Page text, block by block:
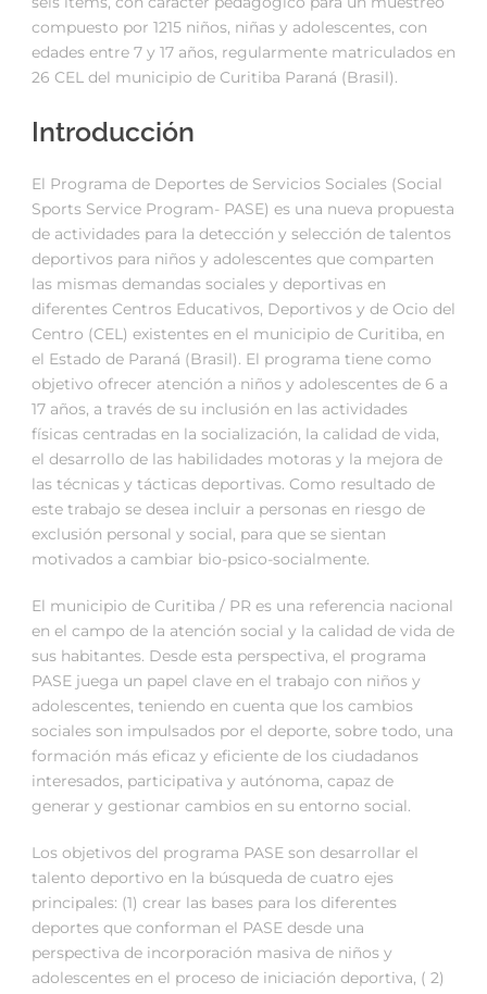
compuesto por 1215 niños, niñas y adolescentes, con
edades entre 7 y 17 años, regularmente matriculados en
26 CEL del municipio de Curitiba Paraná (Brasil).
Introducción
El Programa de Deportes de Servicios Sociales (Social
Sports Service Program- PASE) es una nueva propuesta
de actividades para la detección y selección de talentos
deportivos para niños y adolescentes que comparten
las mismas demandas sociales y deportivas en
diferentes Centros Educativos, Deportivos y de Ocio del
Centro (CEL) existentes en el municipio de Curitiba, en
el Estado de Paraná (Brasil). El programa tiene como
objetivo ofrecer atención a niños y adolescentes de 6 a
17 años, a través de su inclusión en las actividades
físicas centradas en la socialización, la calidad de vida,
el desarrollo de las habilidades motoras y la mejora de
las técnicas y tácticas deportivas. Como resultado de
este trabajo se desea incluir a personas en riesgo de
exclusión personal y social, para que se sientan
motivados a cambiar bio-psico-socialmente.
El municipio de Curitiba / PR es una referencia nacional
en el campo de la atención social y la calidad de vida de
sus habitantes. Desde esta perspectiva, el programa
PASE juega un papel clave en el trabajo con niños y
adolescentes, teniendo en cuenta que los cambios
sociales son impulsados por el deporte, sobre todo, una
formación más eficaz y eficiente de los ciudadanos
interesados, participativa y autónoma, capaz de
generar y gestionar cambios en su entorno social.
Los objetivos del programa PASE son desarrollar el
talento deportivo en la búsqueda de cuatro ejes
principales: (1) crear las bases para los diferentes
deportes que conforman el PASE desde una
perspectiva de incorporación masiva de niños y
adolescentes en el proceso de iniciación deportiva, ( 2)